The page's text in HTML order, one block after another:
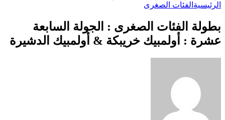
الرئيسية الفئات الصغرى
بطولة الفئات الصغرى : الجولة السابعة
عشرة : أولمبيك خريبكة & أولمبيك الدشيرة